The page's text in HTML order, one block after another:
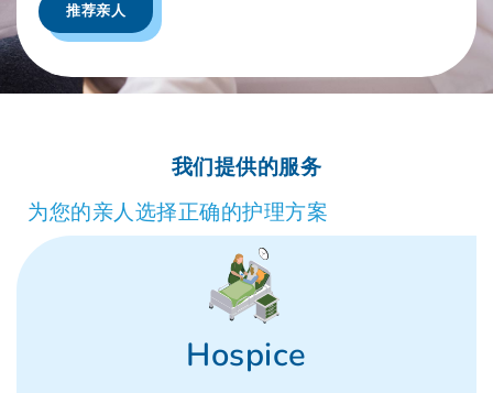
推荐亲人
我们提供的服务
为您的亲人选择正确的护理方案
Hospice